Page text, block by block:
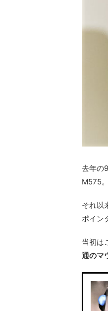
去年の
M575。
それ以
ポイン
当初は
通のマ